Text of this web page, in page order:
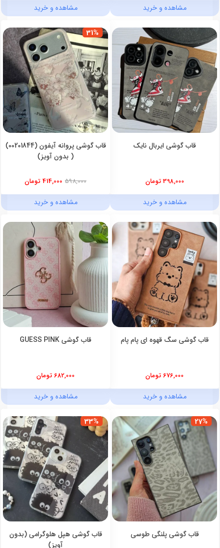
مشاهده و خرید مشاهده و خرید
قاب گوشی ایربال نایک
398,000 تومان
مشاهده و خرید
31%
قاب گوشی پروانه آیفون (00201844)
( بدون آویز)
598,000 414,000 تومان
مشاهده و خرید
قاب گوشی سگ قهوه ای پام پام
676,000 تومان
مشاهده و خرید
قاب گوشی GUESS PINK
682,000 تومان
مشاهده و خرید
27%
قاب گوشی پلنگی طوسی
33%
قاب گوشی هپل هلوگرامی (بدون
آویز)